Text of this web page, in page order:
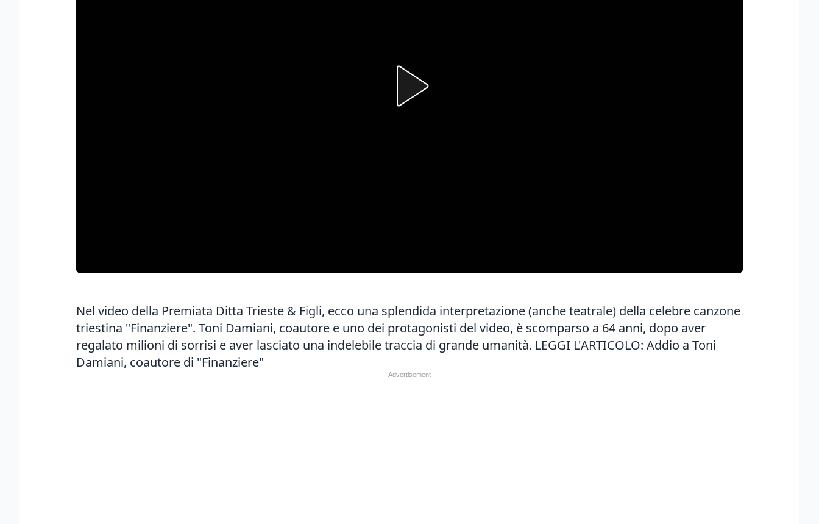
Nel video della Premiata Ditta Trieste & Figli, ecco una splendida interpretazione (anche teatrale) della celebre canzone
triestina "Finanziere". Toni Damiani, coautore e uno dei protagonisti del video, è scomparso a 64 anni, dopo aver
regalato milioni di sorrisi e aver lasciato una indelebile traccia di grande umanità. LEGGI L'ARTICOLO: Addio a Toni
Damiani, coautore di "Finanziere"